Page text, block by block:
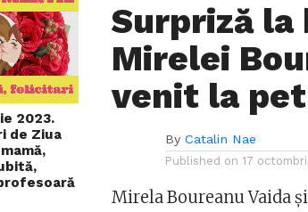
2023.
de Ziua
Surpriză
Mirelei
venit la
By Catalin Nae
Published on 17
Mirela Boureanu Vaida